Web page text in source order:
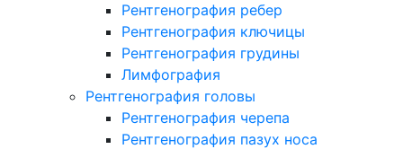
Рентгенография ребер
Рентгенография ключицы
Рентгенография грудины
Лимфография
Рентгенография головы
Рентгенография черепа
Рентгенография пазух носа